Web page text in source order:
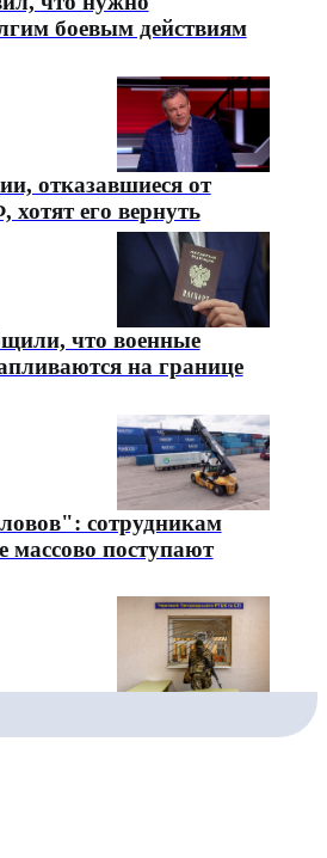
боевым действиям
отказавшиеся от
его вернуть
что военные
на границе
сотрудникам
поступают